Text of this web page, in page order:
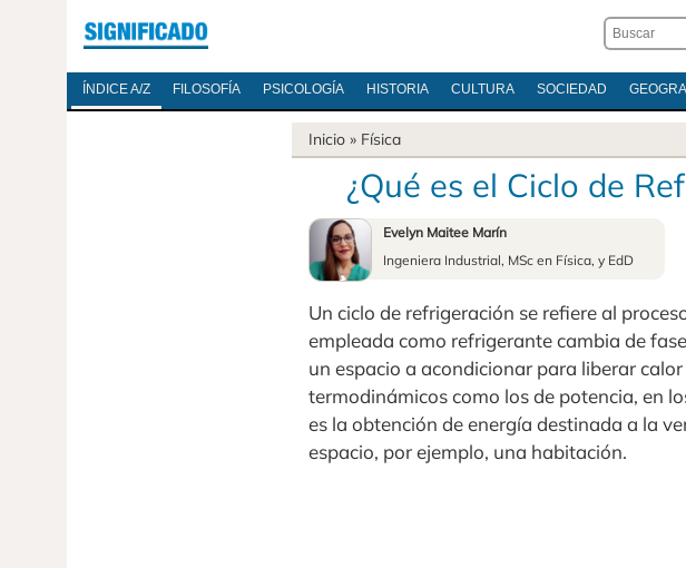
ÍNDICE A/Z FILOSOFÍA PSICOLOGÍA HISTORIA CULTURA SOCIEDAD
Inicio » Física
¿Qué es el Ciclo de
Evelyn Maitee Marín
Ingeniera Industrial, MSc en Física, y EdD
Un ciclo de refrigeración se refiere al
empleada como refrigerante cambia de
un espacio a acondicionar para liberar
termodinámicos como los de potencia, en
es la obtención de energía destinada a la
espacio, por ejemplo, una habitación.